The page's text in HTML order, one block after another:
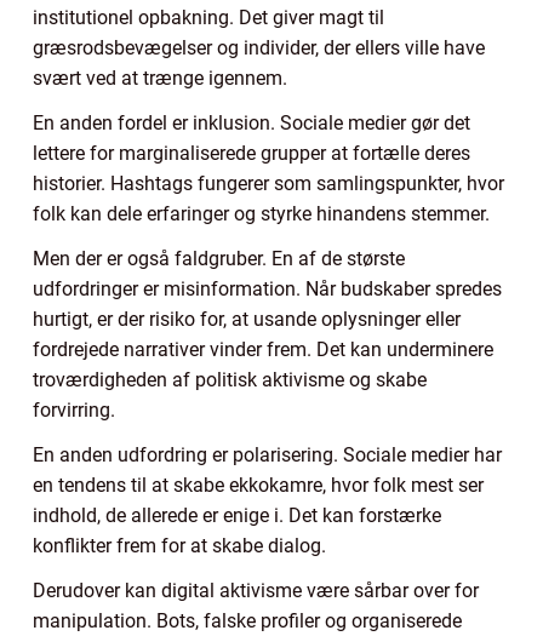
institutionel opbakning. Det giver magt til
græsrodsbevægelser og individer, der ellers ville have
svært ved at trænge igennem.
En anden fordel er inklusion. Sociale medier gør det
lettere for marginaliserede grupper at fortælle deres
historier. Hashtags fungerer som samlingspunkter, hvor
folk kan dele erfaringer og styrke hinandens stemmer.
Men der er også faldgruber. En af de største
udfordringer er misinformation. Når budskaber spredes
hurtigt, er der risiko for, at usande oplysninger eller
fordrejede narrativer vinder frem. Det kan underminere
troværdigheden af politisk aktivisme og skabe
forvirring.
En anden udfordring er polarisering. Sociale medier har
en tendens til at skabe ekkokamre, hvor folk mest ser
indhold, de allerede er enige i. Det kan forstærke
konflikter frem for at skabe dialog.
Derudover kan digital aktivisme være sårbar over for
manipulation. Bots, falske profiler og organiserede